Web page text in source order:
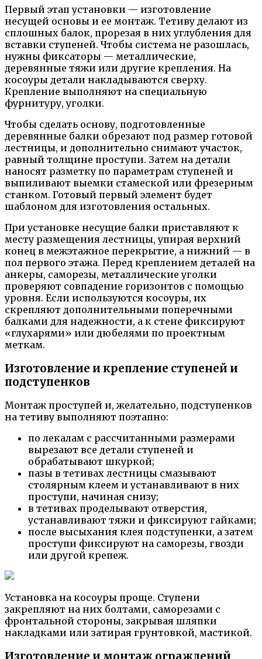
Первый этап установки — изготовление
несущей основы и ее монтаж. Тетиву делают из
сплошных балок, прорезая в них углубления для
вставки ступеней. Чтобы система не разошлась,
нужны фиксаторы — металлические,
деревянные тяжи или другие крепления. На
косоуры детали накладываются сверху.
Крепление выполняют на специальную
фурнитуру, уголки.
Чтобы сделать основу, подготовленные
деревянные балки обрезают под размер готовой
лестницы, и дополнительно снимают участок,
равный толщине проступи. Затем на детали
наносят разметку по параметрам ступеней и
выпиливают выемки стамеской или фрезерным
станком. Готовый первый элемент будет
шаблоном для изготовления остальных.
При установке несущие балки приставляют к
месту размещения лестницы, упирая верхний
конец в межэтажное перекрытие, а нижний — в
пол первого этажа. Перед креплением деталей на
анкеры, саморезы, металлические уголки
проверяют совпадение горизонтов с помощью
уровня. Если используются косоуры, их
скрепляют дополнительными поперечными
балками для надежности, а к стене фиксируют
«глухарями» или дюбелями по проектным
меткам.
Изготовление и крепление ступеней и
подступенков
Монтаж проступей и, желательно, подступенков
на тетиву выполняют поэтапно:
по лекалам с рассчитанными размерами
вырезают все детали ступеней и
обрабатывают шкуркой;
пазы в тетивах лестницы смазывают
столярным клеем и устанавливают в них
проступи, начиная снизу;
в тетивах проделывают отверстия,
устанавливают тяжи и фиксируют гайками;
после высыхания клея подступенки, а затем
проступи фиксируют на саморезы, гвозди
или другой крепеж.
Установка на косоуры проще. Ступени
закрепляют на них болтами, саморезами с
фронтальной стороны, закрывая шляпки
накладками или затирая грунтовкой, мастикой.